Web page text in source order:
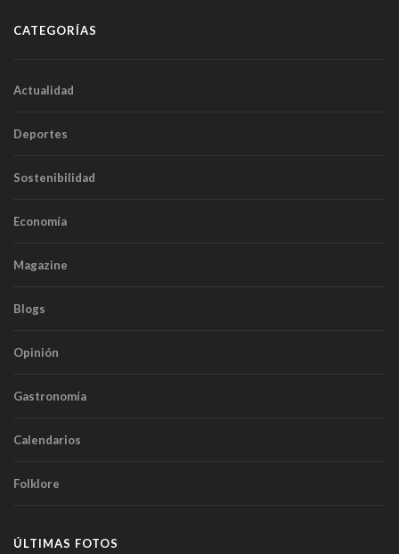
CATEGORÍAS
Actualidad
Deportes
Sostenibilidad
Economía
Magazine
Blogs
Opinión
Gastronomía
Calendarios
Folklore
ÚLTIMAS FOTOS